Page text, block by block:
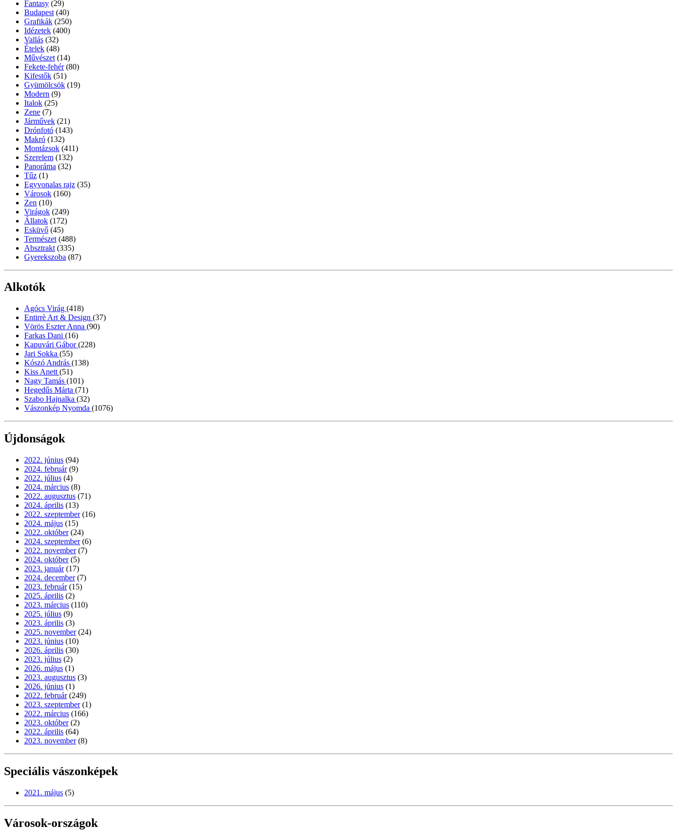
Fantasy (29)
Budapest (40)
Grafikák (250)
Idézetek (400)
Vallás (32)
Ételek (48)
Művészet (14)
Fekete-fehér (80)
Kifestők (51)
Gyümölcsök (19)
Modern (9)
Italok (25)
Zene (7)
Járművek (21)
Drónfotó (143)
Makró (132)
Montázsok (411)
Szerelem (132)
Panoráma (32)
Tűz (1)
Egyvonalas rajz (35)
Városok (160)
Zen (10)
Virágok (249)
Állatok (172)
Esküvő (45)
Természet (488)
Absztrakt (335)
Gyerekszoba (87)
Alkotók
Agócs Virág (418)
Entirrè Art & Design (37)
Vörös Eszter Anna (90)
Farkas Dani (16)
Kapuvári Gábor(228)
Jari Sokka (55)
Kószó András (138)
Kiss Anett (51)
Nagy Tamás (101)
Hegedűs Márta (71)
Szabo Hajnalka (32)
Vászonkép Nyomda (1076)
Újdonságok
2022. június (94)
2024. február (9)
2022. július (4)
2024. március (8)
2022. augusztus (71)
2024. április (13)
2022. szeptember (16)
2024. május (15)
2022. október (24)
2024. szeptember (6)
2022. november (7)
2024. október (5)
2023. január (17)
2024. december (7)
2023. február (15)
2025. április (2)
2023. március (110)
2025. július (9)
2023. április (3)
2025. november (24)
2023. június (10)
2026. április (30)
2023. július (2)
2026. május (1)
2023. augusztus (3)
2026. június (1)
2022. február (249)
2023. szeptember (1)
2022. március (166)
2023. október (2)
2022. április (64)
2023. november (8)
Speciális vászonképek
2021. május (5)
Városok-országok